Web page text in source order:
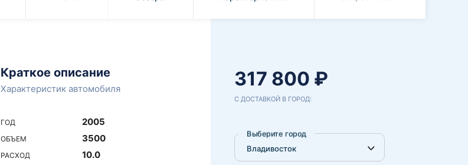
Краткое описание
Характеристик автомобиля
ГОД 2005
ОБЪЕМ 3500
РАСХОД 10.0
317 800 ₽
С ДОСТАВКОЙ В ГОРОД:
Выберите город